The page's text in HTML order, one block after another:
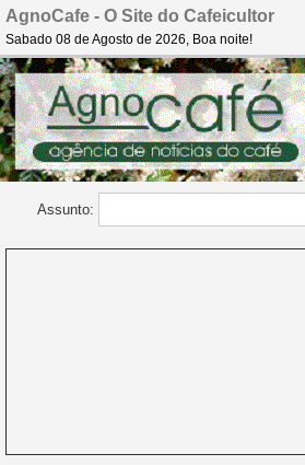
AgnoCafe - O Site do Cafeicultor
Sabado 08 de Agosto de 2026, Boa noite!
Assunto: